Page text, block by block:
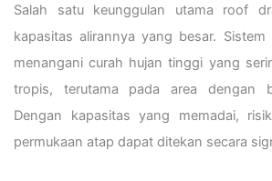
Salah satu keunggulan utama roof
kapasitas alirannya yang besar.
menangani curah hujan tinggi yang
tropis, terutama pada area dengan
Dengan kapasitas yang memadai,
permukaan atap dapat ditekan secara